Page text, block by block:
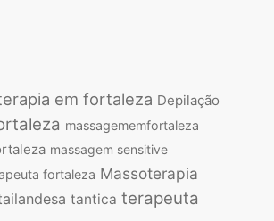
em fortaleza Depilação
massagememfortaleza
massagem sensitive
fortaleza Massoterapia
tantica terapeuta